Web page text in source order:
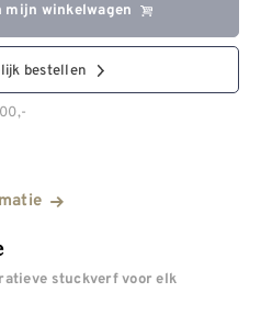
mijn winkelwagen
bestellen
stuckverf voor elk